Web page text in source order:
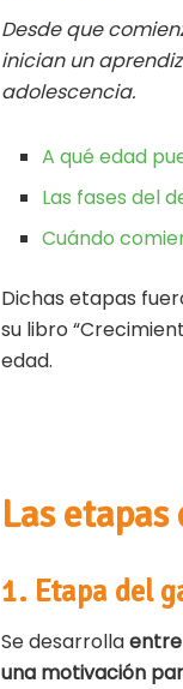
at
s
p
p
b
oo
tt
er
Desde que
inician un
adolescencia.
A qué edad
Las fases del
Cuándo
Dichas etapas
su libro
edad.
Las
1. Etapa del
Se desarrollaentre
una motivación